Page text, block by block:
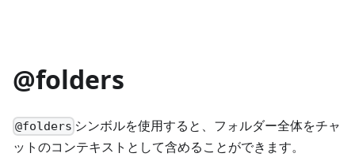
@folders
@folders シンボルを使用すると、フォルダー全体をチャ
ットのコンテキストとして含めることができます。